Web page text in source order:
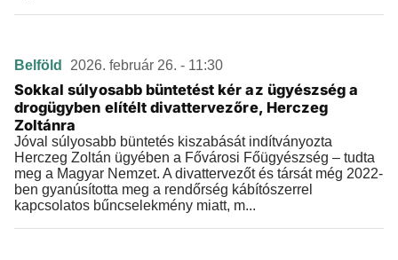
Belföld 2026. február 26. - 11:30
Sokkal súlyosabb büntetést kér az ügyészség a
drogügyben elítélt divattervezőre, Herczeg
Zoltánra
Jóval súlyosabb büntetés kiszabását indítványozta
Herczeg Zoltán ügyében a Fővárosi Főügyészség – tudta
meg a Magyar Nemzet. A divattervezőt és társát még 2022-
ben gyanúsította meg a rendőrség kábítószerrel
kapcsolatos bűncselekmény miatt, m...